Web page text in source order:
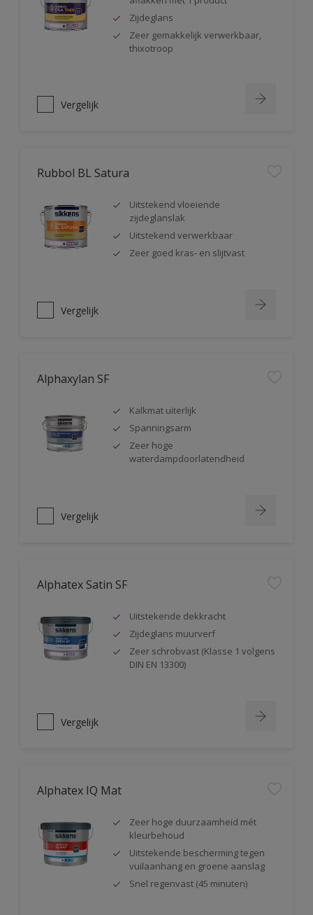
Zijdeglans
Zeer gemakkelijk verwerkbaar,
thixotroop
Vergelijk
Rubbol BL Satura
Uitstekend vloeiende
zijdeglanslak
Uitstekend verwerkbaar
Zeer goed kras- en slijtvast
Vergelijk
Alphaxylan SF
Kalkmat uiterlijk
Spanningsarm
Zeer hoge
waterdampdoorlatendheid
Vergelijk
Alphatex Satin SF
Uitstekende dekkracht
Zijdeglans muurverf
Zeer schrobvast (Klasse 1 volgens
DIN EN 13300)
Vergelijk
Alphatex IQ Mat
Zeer hoge duurzaamheid mét
kleurbehoud
Uitstekende bescherming tegen
vuilaanhang en groene aanslag
Snel regenvast (45 minuten)